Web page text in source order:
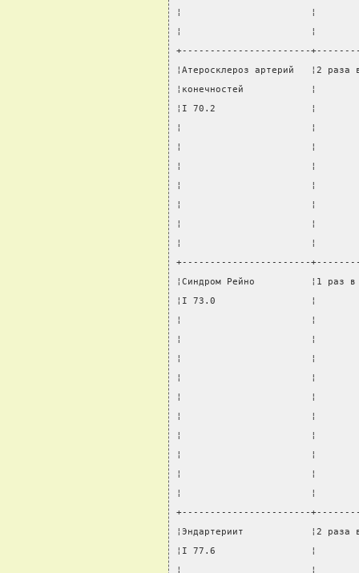
¦                       ¦
¦                       ¦
+-----------------------
¦Атеросклероз артерий   ¦2
¦конечностей            ¦
¦I 70.2                 ¦
¦                       ¦
¦                       ¦
¦                       ¦
¦                       ¦
¦                       ¦
¦                       ¦
¦                       ¦
+-----------------------
¦Синдром Рейно          ¦1 раз в
¦I 73.0                 ¦
¦                       ¦
¦                       ¦
¦                       ¦
¦                       ¦
¦                       ¦
¦                       ¦
¦                       ¦
¦                       ¦
¦                       ¦
¦                       ¦
+-----------------------
¦Эндартериит            ¦2 раза
¦I 77.6                 ¦
¦                       ¦